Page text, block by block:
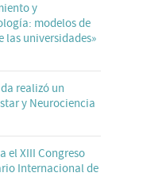
y
modelos de
las universidades»
realizó un
y Neurociencia
el XIII Congreso
Internacional de